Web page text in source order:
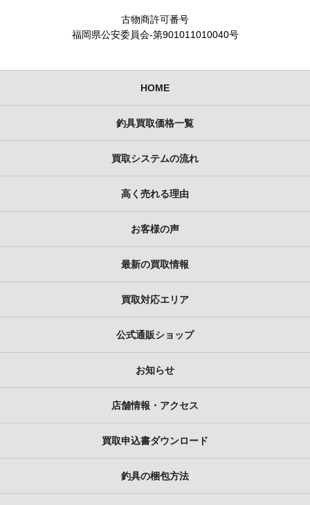
古物商許可番号
福岡県公安委員会-第901011010040号
HOME
釣具買取価格一覧
買取システムの流れ
高く売れる理由
お客様の声
最新の買取情報
買取対応エリア
公式通販ショップ
お知らせ
店舗情報・アクセス
買取申込書ダウンロード
釣具の梱包方法